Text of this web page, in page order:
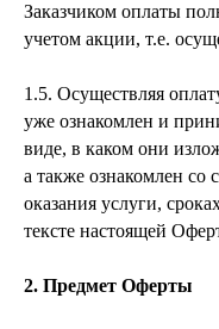
Заказчиком оплаты
учетом акции, т.е.
1.5. Осуществляя
уже ознакомлен и
виде, в каком они
а также ознакомлен со
оказания услуги,
тексте настоящей
2. Предмет Оферты